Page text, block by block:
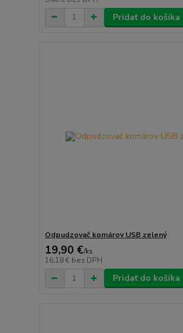
Pridať do košíka
Odpudzovač komárov USB zelený
19,90 €/ks
16,18 € bez DPH
Pridať do košíka